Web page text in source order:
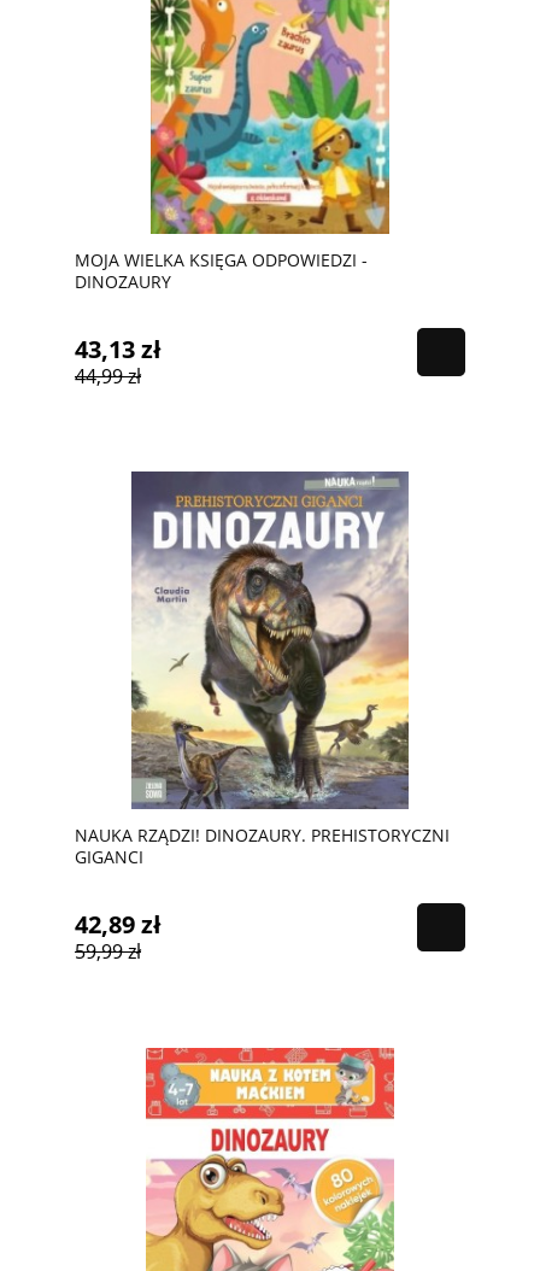
MOJA WIELKA KSIĘGA ODPOWIEDZI -
DINOZAURY
43,13 zł
44,99 zł
NAUKA RZĄDZI! DINOZAURY. PREHISTORYCZNI
GIGANCI
42,89 zł
59,99 zł